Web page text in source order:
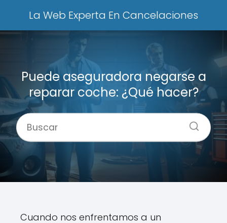
La Web Experta En Cancelaciones
Puede aseguradora negarse a
reparar coche: ¿Qué hacer?
Cuando nos enfrentamos a un